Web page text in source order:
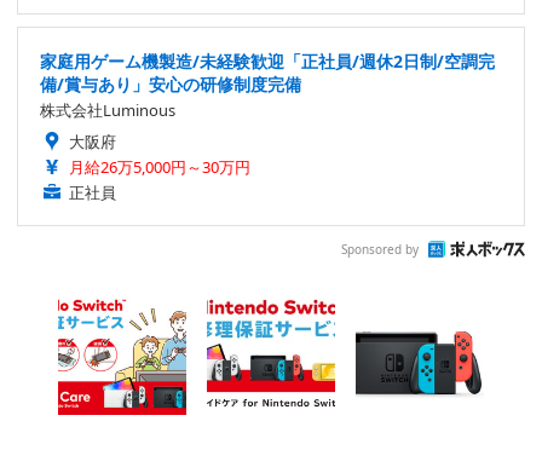
家庭用ゲーム機製造/未経験歓迎「正社員/週休2日制/空調完
備/賞与あり」安心の研修制度完備
株式会社Luminous
大阪府
月給26万5,000円～30万円
正社員
Sponsored by